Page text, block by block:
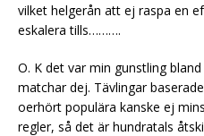
vilket helgerån att ej raspa en
eskalera tills……….
O. K det var min gunstling
matchar dej. Tävlingar
oerhört populära kanske ej
regler, så det är hundratals